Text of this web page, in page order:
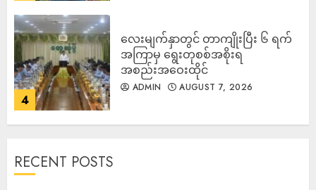
4
လေးမျက်နှာတွင် တာကျိုးပြီး ၆ ရက်
အကြာမှ ရွေးတုစစ်အစိုးရ
အစည်းအဝေးထိုင်
ADMIN AUGUST 7, 2026
RECENT POSTS